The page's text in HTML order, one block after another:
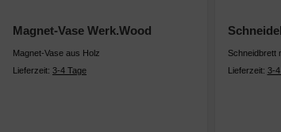
Magnet-Vase Werk.Wood
Magnet-Vase aus Holz
Lieferzeit: 3-4 Tage
Schneidbrett
Lieferzeit: 3-